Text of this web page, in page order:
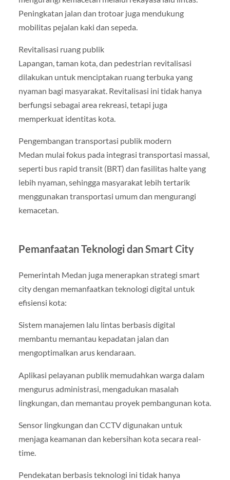
Peningkatan jalan dan trotoar juga mendukung
mobilitas pejalan kaki dan sepeda.
Revitalisasi ruang publik
Lapangan, taman kota, dan pedestrian revitalisasi
dilakukan untuk menciptakan ruang terbuka yang
nyaman bagi masyarakat. Revitalisasi ini tidak hanya
berfungsi sebagai area rekreasi, tetapi juga
memperkuat identitas kota.
Pengembangan transportasi publik modern
Medan mulai fokus pada integrasi transportasi massal,
seperti bus rapid transit (BRT) dan fasilitas halte yang
lebih nyaman, sehingga masyarakat lebih tertarik
menggunakan transportasi umum dan mengurangi
kemacetan.
Pemanfaatan Teknologi dan Smart City
Pemerintah Medan juga menerapkan strategi smart
city dengan memanfaatkan teknologi digital untuk
efisiensi kota:
Sistem manajemen lalu lintas berbasis digital
membantu memantau kepadatan jalan dan
mengoptimalkan arus kendaraan.
Aplikasi pelayanan publik memudahkan warga dalam
mengurus administrasi, mengadukan masalah
lingkungan, dan memantau proyek pembangunan kota.
Sensor lingkungan dan CCTV digunakan untuk
menjaga keamanan dan kebersihan kota secara real-
time.
Pendekatan berbasis teknologi ini tidak hanya